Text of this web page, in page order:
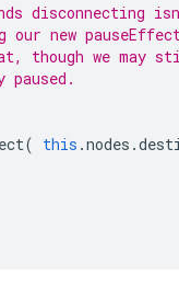
disconnecting
new
though we may
( this .nodes .